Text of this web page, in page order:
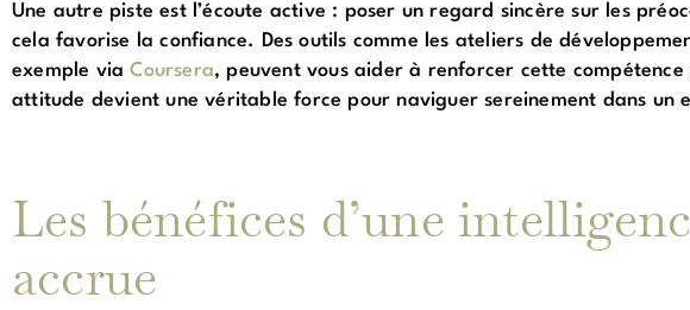
Une autre piste est l’écoute active : poser un regard sincère sur les
cela favorise la confiance. Des outils comme les ateliers de
exemple viaCoursera, peuvent vous aider à renforcer cette compétence
attitude devient une véritable force pour naviguer sereinement dans un
Les bénéfices d’une
accrue